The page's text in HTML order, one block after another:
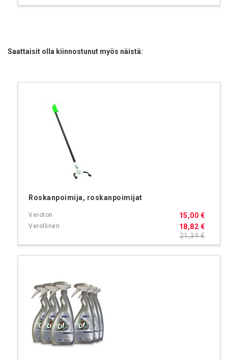
Saattaisit olla kiinnostunut myös näistä:
Roskanpoimija, roskanpoimijat
18,82 €
15,00 €
21,34 €